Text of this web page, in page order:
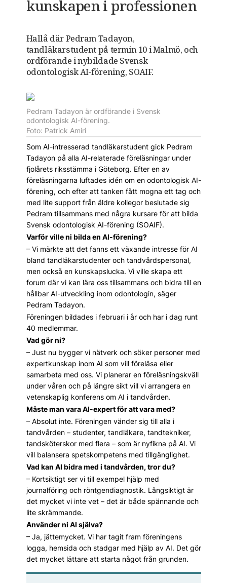
kunskapen i professionen
Hallå där Pedram Tadayon,
tandläkarstudent på termin 10 i Malmö, och
ordförande i nybildade Svensk
odontologisk AI-förening, SOAIF.
Pedram Tadayon är ordförande i Svensk
odontologisk AI-förening.
Foto: Patrick Amiri
Som AI-intresserad tandläkarstudent gick Pedram
Tadayon på alla AI-relaterade föreläsningar under
fjolårets riksstämma i Göteborg. Efter en av
föreläsningarna luftades idén om en odontologisk AI-
förening, och efter att tanken fått mogna ett tag och
med lite support från äldre kollegor beslutade sig
Pedram tillsammans med några kursare för att bilda
Svensk odontologisk AI-förening (SOAIF).
Varför ville ni bilda en AI-förening?
– Vi märkte att det fanns ett växande intresse för AI
bland tandläkarstudenter och tandvårdspersonal,
men också en kunskapslucka. Vi ville skapa ett
forum där vi kan lära oss tillsammans och bidra till en
hållbar AI-utveckling inom odontologin, säger
Pedram Tadayon.
Föreningen bildades i februari i år och har i dag runt
40 medlemmar.
Vad gör ni?
– Just nu bygger vi nätverk och söker personer med
expertkunskap inom AI som vill föreläsa eller
samarbeta med oss. Vi planerar en föreläsningskväll
under våren och på längre sikt vill vi arrangera en
vetenskaplig konferens om AI i tandvården.
Måste man vara AI-expert för att vara med?
– Absolut inte. Föreningen vänder sig till alla i
tandvården – studenter, tandläkare, tandtekniker,
tandsköterskor med flera – som är nyfikna på AI. Vi
vill balansera spetskompetens med tillgänglighet.
Vad kan AI bidra med i tandvården, tror du?
– Kortsiktigt ser vi till exempel hjälp med
journalföring och röntgendiagnostik. Långsiktigt är
det mycket vi inte vet – det är både spännande och
lite skrämmande.
Använder ni AI själva?
– Ja, jättemycket. Vi har tagit fram föreningens
logga, hemsida och stadgar med hjälp av AI. Det gör
det mycket lättare att starta något från grunden.